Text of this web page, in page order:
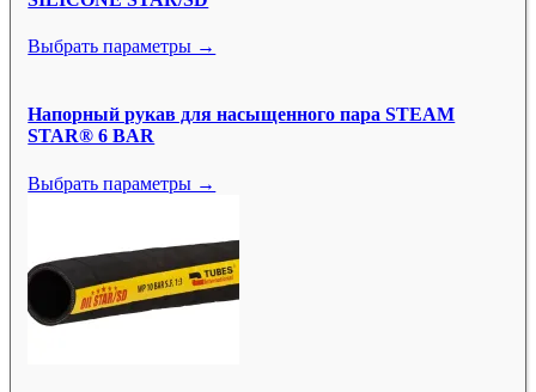
Выбрать параметры →
Напорный рукав для насыщенного пара STEAM
STAR® 6 BAR
Выбрать параметры →